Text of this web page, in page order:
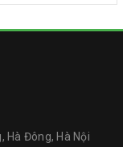
Hà Đông, Hà Nội